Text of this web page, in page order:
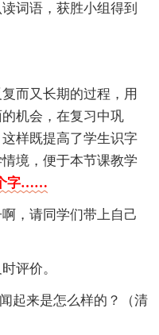
词语，获胜小组得到
而又长期的过程，用
机会，在复习中巩
样既提高了学生识字
境，便于本节课教学
字……
，请同学们带上自己
评价。
起来是怎么样的？（清